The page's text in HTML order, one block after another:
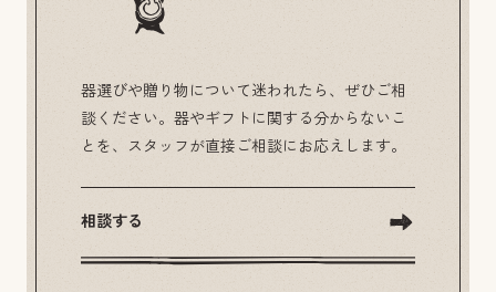
器選びや贈り物について迷われたら、ぜひご相
談ください。器やギフトに関する分からないこ
とを、スタッフが直接ご相談にお応えします。
相談する